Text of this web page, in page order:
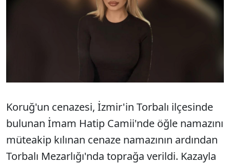
Koruğ'un cenazesi, İzmir'in Torbalı ilçesinde
bulunan İmam Hatip Camii'nde öğle namazını
müteakip kılınan cenaze namazının ardından
Torbalı Mezarlığı'nda toprağa verildi. Kazayla